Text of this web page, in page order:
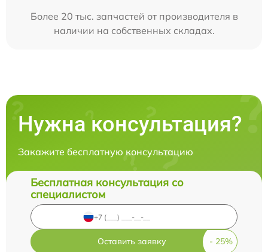
Более 20 тыс. запчастей от производителя в
наличии на собственных складах.
Нужна консультация?
Закажите бесплатную консультацию
Бесплатная консультация со
специалистом
Оставить заявку